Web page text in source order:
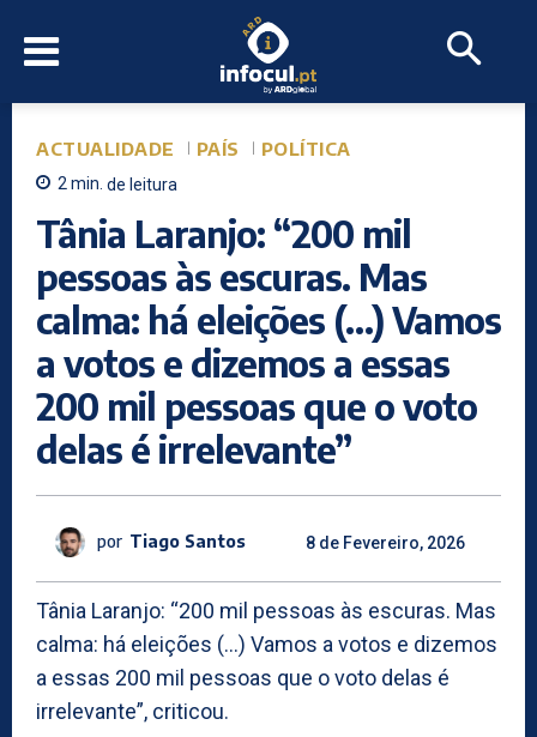
ACTUALIDADE PAÍS POLÍTICA
2min. de leitura
Tânia Laranjo: “200 mil
pessoas às escuras. Mas
calma: há eleições (…) Vamos
a votos e dizemos a essas
200 mil pessoas que o voto
delas é irrelevante”
por Tiago Santos 8 de Fevereiro, 2026
Tânia Laranjo: “200 mil pessoas às escuras. Mas
calma: há eleições (…) Vamos a votos e dizemos
a essas 200 mil pessoas que o voto delas é
irrelevante”, criticou.